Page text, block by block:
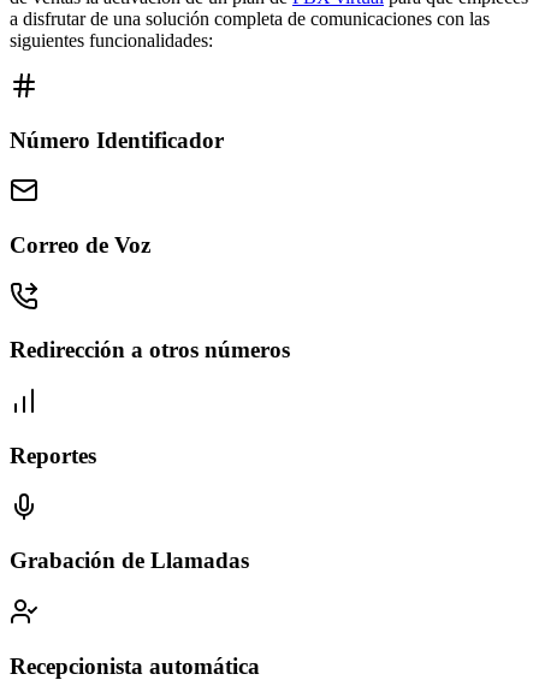
a disfrutar de una solución completa de comunicaciones con las
siguientes funcionalidades:
Número Identificador
Correo de Voz
Redirección a otros números
Reportes
Grabación de Llamadas
Recepcionista automática